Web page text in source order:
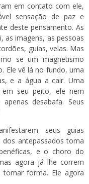
em contato com ele,
sensação de paz e
deste pensamento. As
as imagens, as pessoas
guias, velas. Mas
se um magnetismo
Ele vê lá no fundo, uma
e a água a cair. Uma
seu peito, ele nem
desabafa. Seus
seus guias
antepassados toma
e o choro do
agora já lhe correm
forma. Ele agora